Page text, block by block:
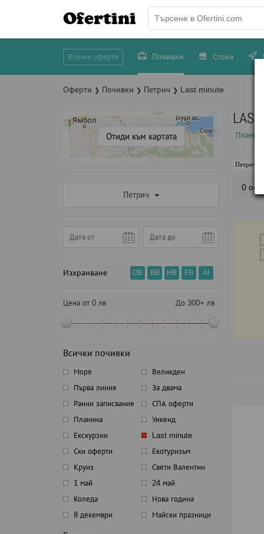
Ofertini
Всички оферти Почивки Стоки
Оферти ❯ Почивки ❯ Петрич ❯ Last minute
Отиди към картата
Петрич
Изхранване OB BB HB FB AI
Цена от 0 лв До 300+ лв
Всички почивки
Море
Великден
Първа линия
За двама
Ранни записвания
СПА оферти
Планина
Уикенд
Екскурзии
Last minute
Ски оферти
Екотуризъм
Круиз
Свети Валентин
1 май
24 май
Коледа
Нова година
8 декември
Майски празници
Петрич
0